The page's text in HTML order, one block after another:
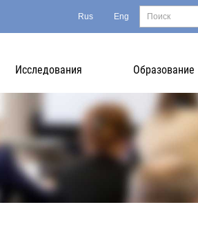
Rus Eng
Исследования Образование